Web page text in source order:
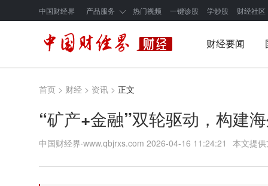
中国财经界 产品服务 热门视频 一键诊股 学炒股 财经社区
财经要闻
首页 > 财经 > 资讯 > 正文
“矿产+金融”双轮驱动，构建
中国财经界·www.qbjrxs.com 2026-04-16 11:24:21 本文提